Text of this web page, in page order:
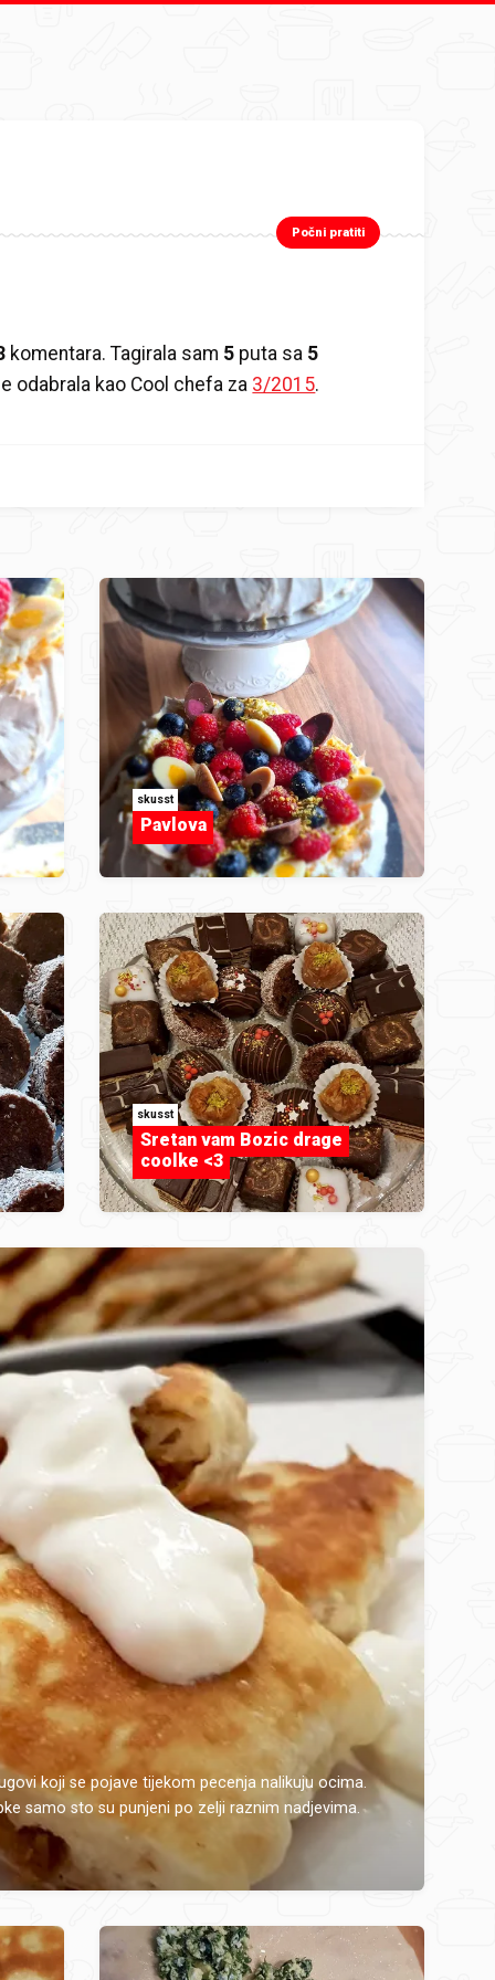
Počni pratiti
komentara. Tagirala sam 5 puta sa 5
odabrala kao Cool chefa za 3/2015.
skusst
Pavlova
skusst
Sretan vam Bozic drage
coolke <3
koji se pojave tijekom pecenja nalikuju ocima.
samo sto su punjeni po zelji raznim nadjevima.